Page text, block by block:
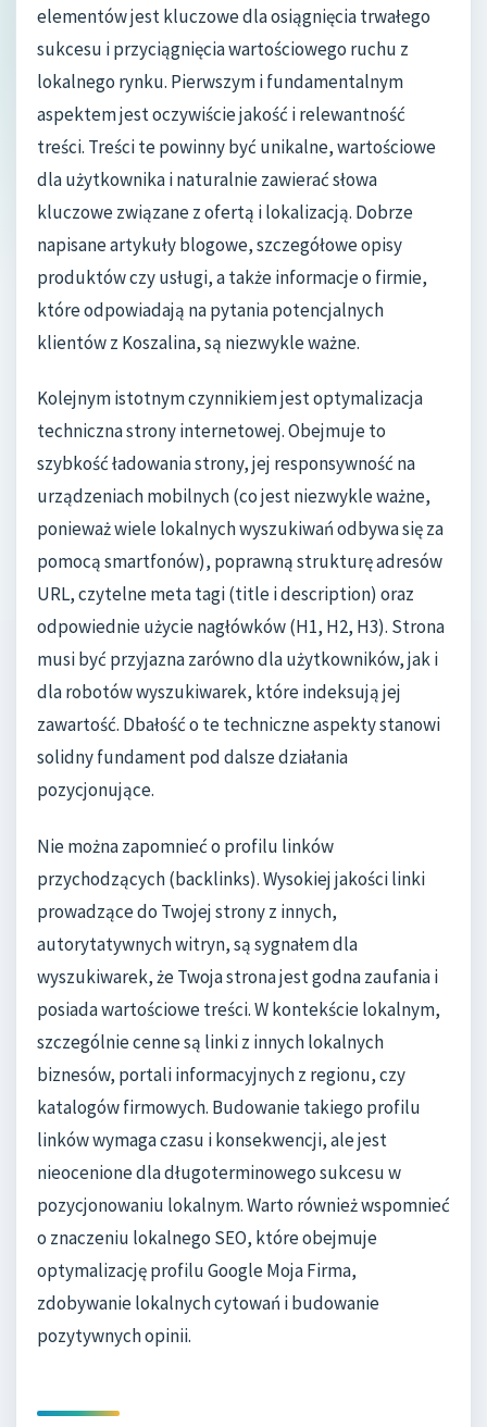
elementów jest kluczowe dla osiągnięcia trwałego
sukcesu i przyciągnięcia wartościowego ruchu z
lokalnego rynku. Pierwszym i fundamentalnym
aspektem jest oczywiście jakość i relewantność
treści. Treści te powinny być unikalne, wartościowe
dla użytkownika i naturalnie zawierać słowa
kluczowe związane z ofertą i lokalizacją. Dobrze
napisane artykuły blogowe, szczegółowe opisy
produktów czy usługi, a także informacje o firmie,
które odpowiadają na pytania potencjalnych
klientów z Koszalina, są niezwykle ważne.
Kolejnym istotnym czynnikiem jest optymalizacja
techniczna strony internetowej. Obejmuje to
szybkość ładowania strony, jej responsywność na
urządzeniach mobilnych (co jest niezwykle ważne,
ponieważ wiele lokalnych wyszukiwań odbywa się za
pomocą smartfonów), poprawną strukturę adresów
URL, czytelne meta tagi (title i description) oraz
odpowiednie użycie nagłówków (H1, H2, H3). Strona
musi być przyjazna zarówno dla użytkowników, jak i
dla robotów wyszukiwarek, które indeksują jej
zawartość. Dbałość o te techniczne aspekty stanowi
solidny fundament pod dalsze działania
pozycjonujące.
Nie można zapomnieć o profilu linków
przychodzących (backlinks). Wysokiej jakości linki
prowadzące do Twojej strony z innych,
autorytatywnych witryn, są sygnałem dla
wyszukiwarek, że Twoja strona jest godna zaufania i
posiada wartościowe treści. W kontekście lokalnym,
szczególnie cenne są linki z innych lokalnych
biznesów, portali informacyjnych z regionu, czy
katalogów firmowych. Budowanie takiego profilu
linków wymaga czasu i konsekwencji, ale jest
nieocenione dla długoterminowego sukcesu w
pozycjonowaniu lokalnym. Warto również wspomnieć
o znaczeniu lokalnego SEO, które obejmuje
optymalizację profilu Google Moja Firma,
zdobywanie lokalnych cytowań i budowanie
pozytywnych opinii.